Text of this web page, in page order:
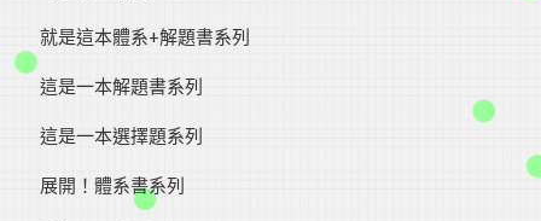
就是這本體系+解題書系列
這是一本解題書系列
這是一本選擇題系列
展開！體系書系列